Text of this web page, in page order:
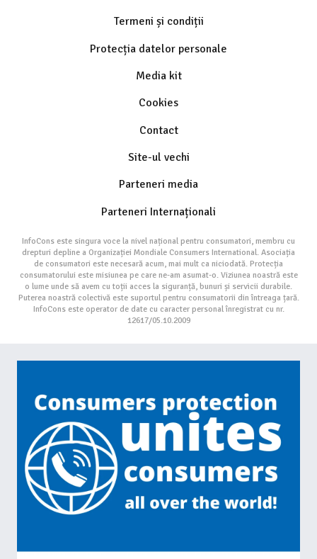
Termeni și condiții
Protecția datelor personale
Media kit
Cookies
Contact
Site-ul vechi
Parteneri media
Parteneri Internaționali
InfoCons este singura voce la nivel național pentru consumatori, membru cu
drepturi depline a Organizației Mondiale Consumers International. Asociația
de consumatori este necesară acum, mai mult ca niciodată. Protecția
consumatorului este misiunea pe care ne-am asumat-o. Viziunea noastră este
o lume unde să avem cu toții acces la siguranță, bunuri și servicii durabile.
Puterea noastră colectivă este suportul pentru consumatorii din întreaga țară.
InfoCons este operator de date cu caracter personal înregistrat cu nr.
12617/05.10.2009